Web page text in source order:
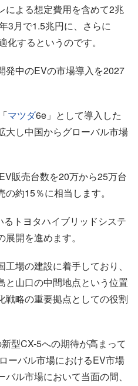
による想定費用を含めて2兆
3月で1.5兆円に、さらに
するというのです。
発中のEVの市場導入を2027
マツダ6e」として導入した
大し中国からグローバル市場
販売台数を20万から25万台
約15％に相当します。
トヨタハイブリッドシステ
開を進めます。
場の建設に着手しており、
と山口の中間地点という位置
戦略の重要拠点としての役割
型CX-5への期待が高まって
ーバル市場におけるEV市場
ル市場において当面の間、